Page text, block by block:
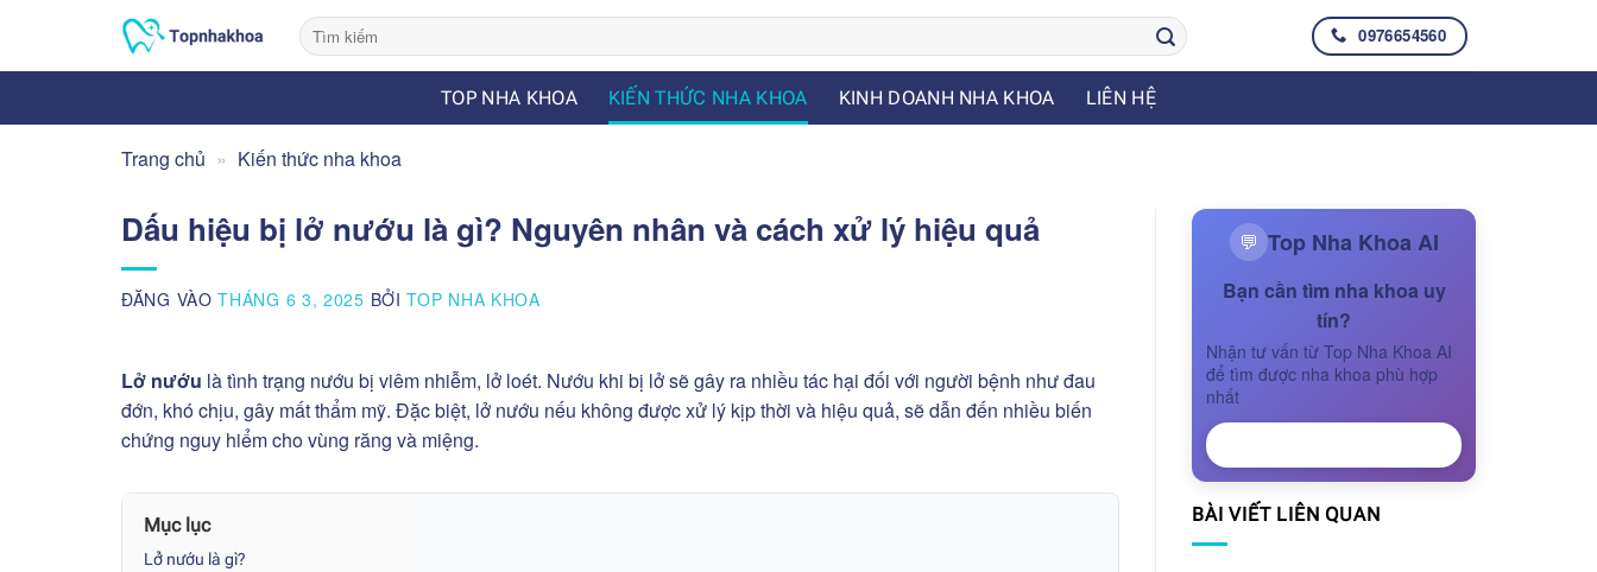
nội
0976654560
TOP NHA KHOA KIẾN THỨC NHA KHOA KINH DOANH NHA KHOA LIÊN HỆ
Trang chủ » Kiến thức nha khoa
Dấu hiệu bị lở nướu là gì? Nguyên nhân và cách xử lý hiệu quả
ĐĂNG VÀOTHÁNG 6 3, 2025 BỞITOP NHA KHOA
Lở nướu là tình trạng nướu bị viêm nhiễm, lở loét. Nướu khi bị lở sẽ gây ra nhiều tác hại đối với người bệnh như đau
đớn, khó chịu, gây mất thẩm mỹ. Đặc biệt, lở nướu nếu không được xử lý kịp thời và hiệu quả, sẽ dẫn đến nhiều biến
chứng nguy hiểm cho vùng răng và miệng.
Mục lục
Lở nướu là gì?
💬 Top Nha Khoa AI
Bạn cần tìm nha khoa uy
tín?
Nhận tư vấn từ Top Nha Khoa AI
để tìm được nha khoa phù hợp
nhất
BÀI VIẾT LIÊN QUAN